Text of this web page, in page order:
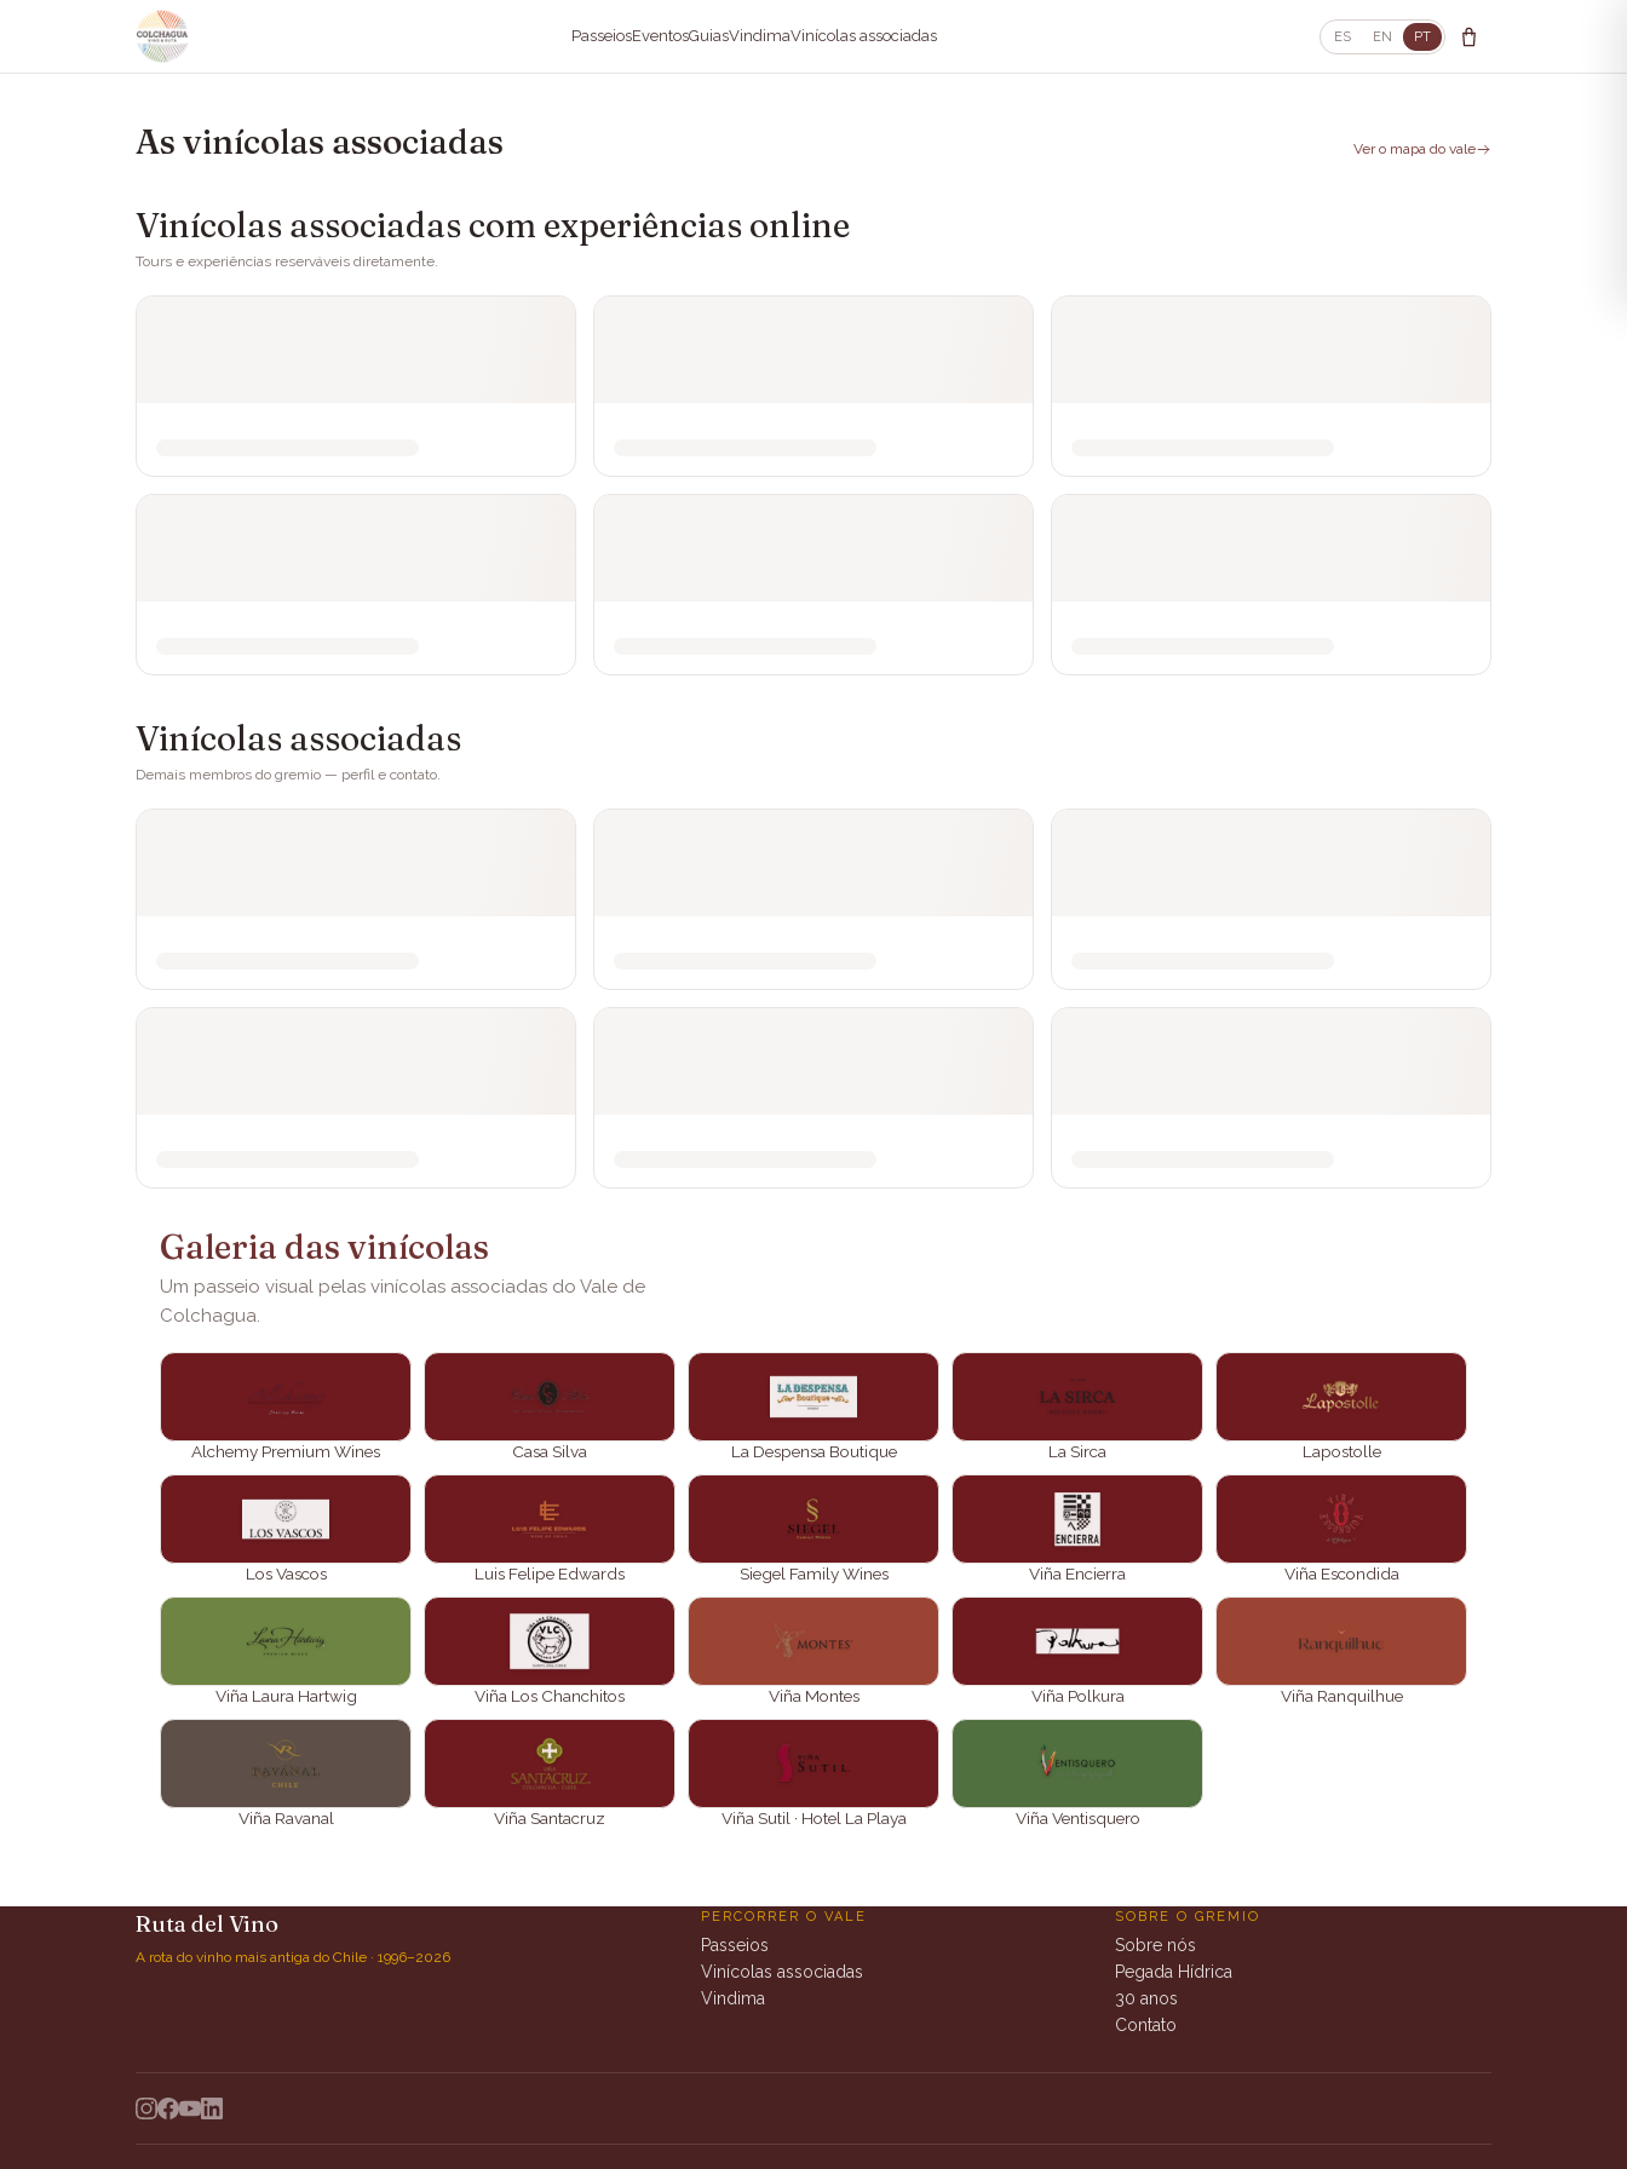
PasseiosEventosGuiasVindimaVinícolas associadas ES EN PT
As vinícolas associadas Ver o mapa do vale
Vinícolas associadas com experiências online
Tours e experiências reserváveis diretamente.
Vinícolas associadas
Demais membros do gremio — perfil e contato.
Galeria das vinícolas
Um passeio visual pelas vinícolas associadas do Vale de
Colchagua.
Alchemy Premium Wines Casa Silva La Despensa Boutique La Sirca Lapostolle
Los Vascos Luis Felipe Edwards Siegel Family Wines Viña Encierra Viña Escondida
Viña Laura Hartwig Viña Los Chanchitos Viña Montes Viña Polkura Viña Ranquilhue
Viña Ravanal Viña Santacruz Viña Sutil · Hotel La Playa Viña Ventisquero
Ruta del Vino
A rota do vinho mais antiga do Chile · 1996–2026
PERCORRER O VALE
Passeios
Vinícolas associadas
Vindima
SOBRE O GREMIO
Sobre nós
Pegada Hídrica
30 anos
Contato